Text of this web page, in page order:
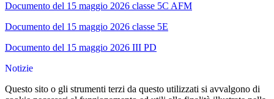
Documento del 15 maggio 2026 classe 5C AFM
Documento del 15 maggio 2026 classe 5E
Documento del 15 maggio 2026 III PD
Notizie
Questo sito o gli strumenti terzi da questo utilizzati si avvalgono di